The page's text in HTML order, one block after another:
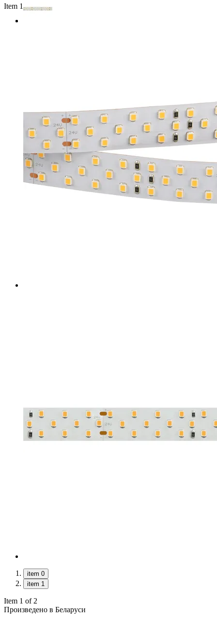
Item 1 of 2
item 0
item 1
Item 1 of 2
Произведено в Беларуси